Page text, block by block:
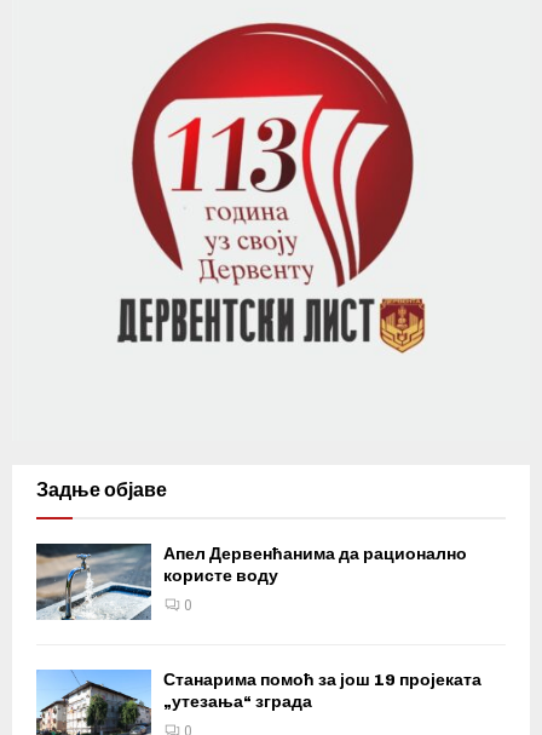
Задње објаве
Апел Дервенћанима да рационално
користе воду
0
Станарима помоћ за још 19 пројеката
„утезања“ зграда